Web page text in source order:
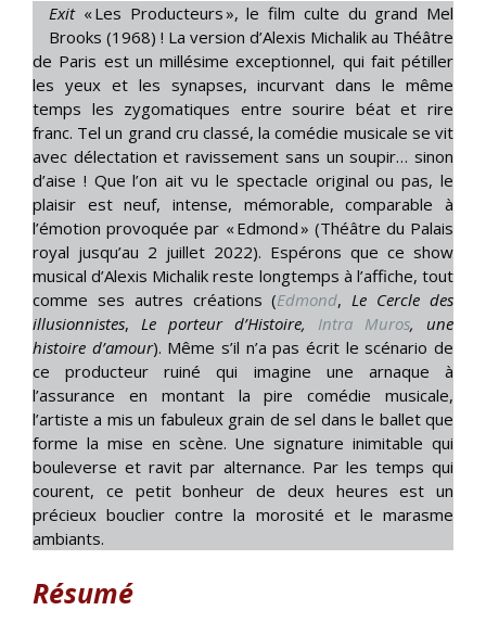
Exit« Les Producteurs », le film culte du grand Mel
Brooks (1968) ! La version d’Alexis Michalik au Théâtre
de Paris est un millésime exceptionnel, qui fait pétiller
les yeux et les synapses, incurvant dans le même
temps les zygomatiques entre sourire béat et rire
franc. Tel un grand cru classé, la comédie musicale se vit
avec délectation et ravissement sans un soupir… sinon
d’aise ! Que l’on ait vu le spectacle original ou pas, le
plaisir est neuf, intense, mémorable, comparable à
l’émotion provoquée par « Edmond » (Théâtre du Palais
royal jusqu’au 2 juillet 2022). Espérons que ce show
musical d’Alexis Michalik reste longtemps à l’affiche, tout
comme ses autres créations (Edmond, Le Cercle des
illusionnistes, Le porteur d’Histoire, Intra Muros, une
histoire d’amour). Même s’il n’a pas écrit le scénario de
ce producteur ruiné qui imagine une arnaque à
l’assurance en montant la pire comédie musicale,
l’artiste a mis un fabuleux grain de sel dans le ballet que
forme la mise en scène. Une signature inimitable qui
bouleverse et ravit par alternance. Par les temps qui
courent, ce petit bonheur de deux heures est un
précieux bouclier contre la morosité et le marasme
ambiants.
Résumé